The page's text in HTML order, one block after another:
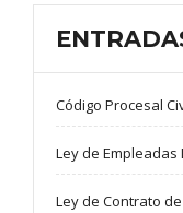
Código Procesal
Ley de Empleadas
Ley de Contrato